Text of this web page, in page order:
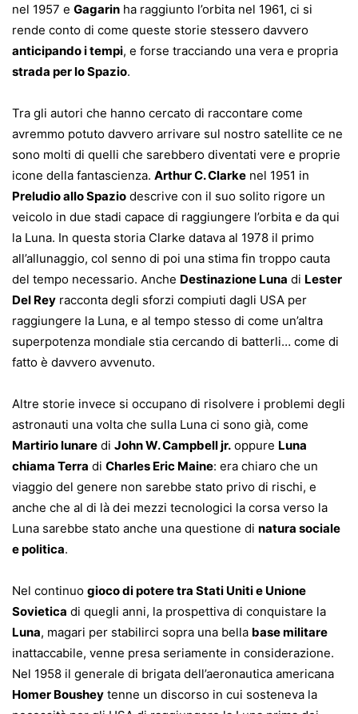
nel 1957 e Gagarin ha raggiunto l’orbita nel 1961, ci si
rende conto di come queste storie stessero davvero
anticipando i tempi, e forse tracciando una vera e propria
strada per lo Spazio.
Tra gli autori che hanno cercato di raccontare come
avremmo potuto davvero arrivare sul nostro satellite ce ne
sono molti di quelli che sarebbero diventati vere e proprie
icone della fantascienza. Arthur C. Clarke nel 1951 in
Preludio allo Spazio descrive con il suo solito rigore un
veicolo in due stadi capace di raggiungere l’orbita e da qui
la Luna. In questa storia Clarke datava al 1978 il primo
all’allunaggio, col senno di poi una stima fin troppo cauta
del tempo necessario. Anche Destinazione Luna di Lester
Del Rey racconta degli sforzi compiuti dagli USA per
raggiungere la Luna, e al tempo stesso di come un’altra
superpotenza mondiale stia cercando di batterli… come di
fatto è davvero avvenuto.
Altre storie invece si occupano di risolvere i problemi degli
astronauti una volta che sulla Luna ci sono già, come
Martirio lunare di John W. Campbell jr. oppure Luna
chiama Terra di Charles Eric Maine: era chiaro che un
viaggio del genere non sarebbe stato privo di rischi, e
anche che al di là dei mezzi tecnologici la corsa verso la
Luna sarebbe stato anche una questione di natura sociale
e politica.
Nel continuo gioco di potere tra Stati Uniti e Unione
Sovietica di quegli anni, la prospettiva di conquistare la
Luna, magari per stabilirci sopra una bella base militare
inattaccabile, venne presa seriamente in considerazione.
Nel 1958 il generale di brigata dell’aeronautica americana
Homer Boushey tenne un discorso in cui sosteneva la